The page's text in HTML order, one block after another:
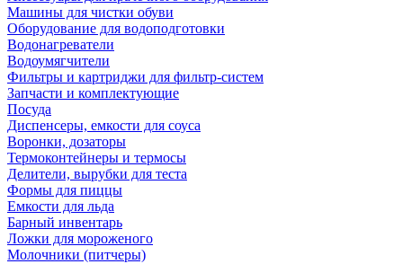
Машины для чистки обуви
Оборудование для водоподготовки
Водонагреватели
Водоумягчители
Фильтры и картриджи для фильтр-систем
Запчасти и комплектующие
Посуда
Диспенсеры, емкости для соуса
Воронки, дозаторы
Термоконтейнеры и термосы
Делители, вырубки для теста
Формы для пиццы
Емкости для льда
Барный инвентарь
Ложки для мороженого
Молочники (питчеры)